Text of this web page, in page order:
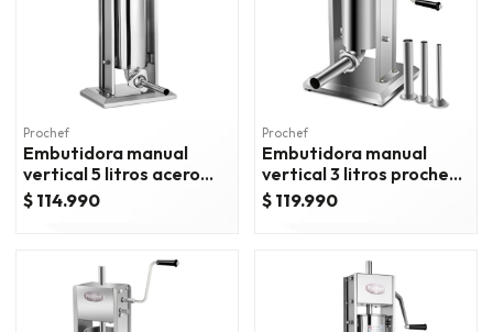
Prochef
Embutidora manual
vertical 5 litros acero
inox.
$ 114.990
Prochef
Embutidora manual
vertical 3 litros prochef
(eb)
$ 119.990